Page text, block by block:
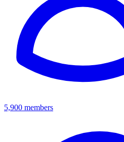
5,900 members